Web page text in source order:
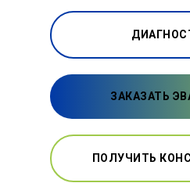
ЗАКАЗАТЬ
ПОЛУЧИТЬ